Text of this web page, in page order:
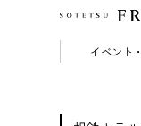
イベント